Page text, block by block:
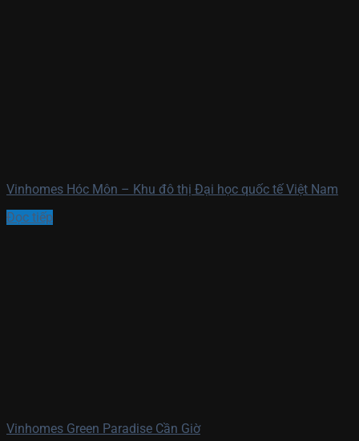
Vinhomes Hóc Môn – Khu đô thị Đại học quốc tế Việt Nam
Đọc tiếp
Vinhomes Green Paradise Cần Giờ